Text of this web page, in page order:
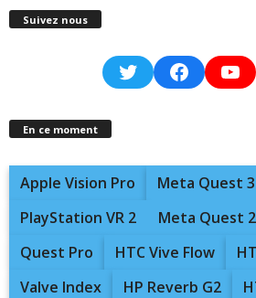
Suivez nous
TwitterFacebook
En ce moment
Apple Vision Pro
Meta Quest 3
PlayStation VR 2
Meta Quest 2
Quest Pro
HTC Vive Flow
Valve Index
HP Reverb G2